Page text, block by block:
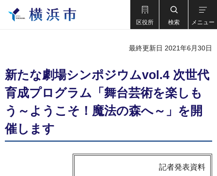
区役所 検索 メニュー
最終更新日 2021年6月30日
新たな劇場シンポジウムvol.4 次世代
育成プログラム「舞台芸術を楽しも
う～ようこそ！魔法の森へ～」を開
催します
記者発表資料